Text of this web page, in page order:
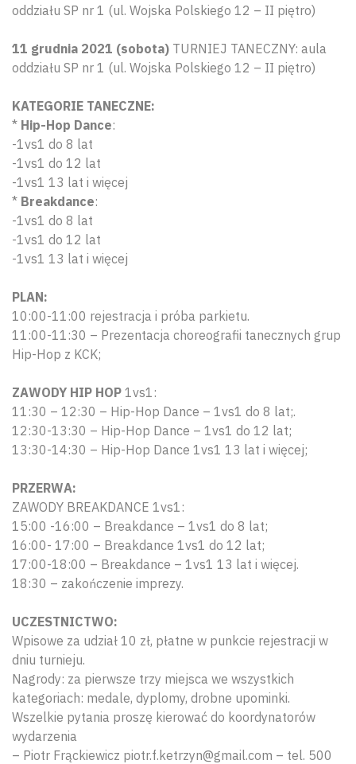
oddziału SP nr 1 (ul. Wojska Polskiego 12 – II piętro)
11 grudnia 2021 (sobota) TURNIEJ TANECZNY: aula
oddziału SP nr 1 (ul. Wojska Polskiego 12 – II piętro)
KATEGORIE TANECZNE:
* Hip-Hop Dance:
-1vs1 do 8 lat
-1vs1 do 12 lat
-1vs1 13 lat i więcej
* Breakdance:
-1vs1 do 8 lat
-1vs1 do 12 lat
-1vs1 13 lat i więcej
PLAN:
10:00-11:00 rejestracja i próba parkietu.
11:00-11:30 – Prezentacja choreografii tanecznych grup
Hip-Hop z KCK;
ZAWODY HIP HOP 1vs1:
11:30 – 12:30 – Hip-Hop Dance – 1vs1 do 8 lat;.
12:30-13:30 – Hip-Hop Dance – 1vs1 do 12 lat;
13:30-14:30 – Hip-Hop Dance 1vs1 13 lat i więcej;
PRZERWA:
ZAWODY BREAKDANCE 1vs1:
15:00 -16:00 – Breakdance – 1vs1 do 8 lat;
16:00- 17:00 – Breakdance 1vs1 do 12 lat;
17:00-18:00 – Breakdance – 1vs1 13 lat i więcej.
18:30 – zakończenie imprezy.
UCZESTNICTWO:
Wpisowe za udział 10 zł, płatne w punkcie rejestracji w
dniu turnieju.
Nagrody: za pierwsze trzy miejsca we wszystkich
kategoriach: medale, dyplomy, drobne upominki.
Wszelkie pytania proszę kierować do koordynatorów
wydarzenia
– Piotr Frąckiewicz piotr.f.ketrzyn@gmail.com – tel. 500